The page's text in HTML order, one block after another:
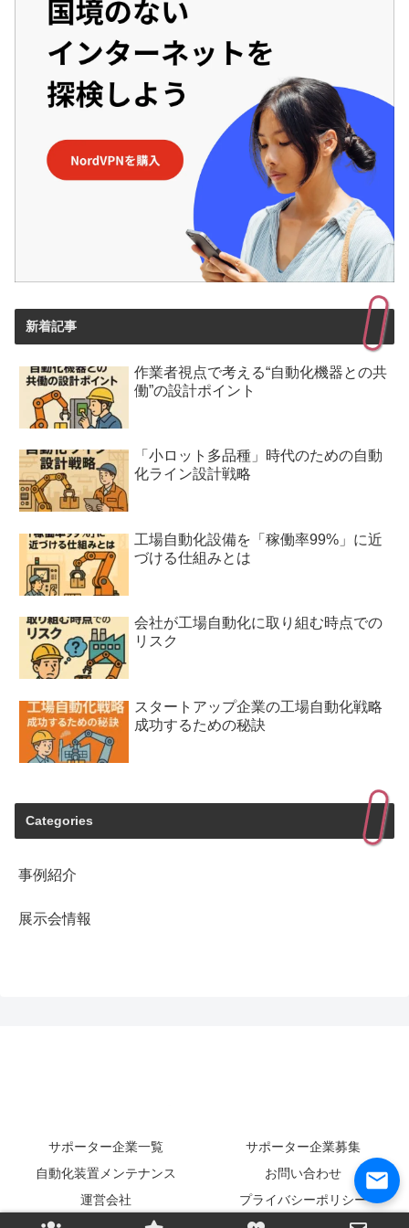
新着記事
作業者視点で考える“自動化機器との共
働”の設計ポイント
「小ロット多品種」時代のための自動
化ライン設計戦略
工場自動化設備を「稼働率99%」に近
づける仕組みとは
会社が工場自動化に取り組む時点での
リスク
スタートアップ企業の工場自動化戦略
成功するための秘訣
Categories
事例紹介
展示会情報
サポーター企業一覧
サポーター企業募集
自動化装置メンテナンス
お問い合わせ
運営会社
プライバシーポリシー